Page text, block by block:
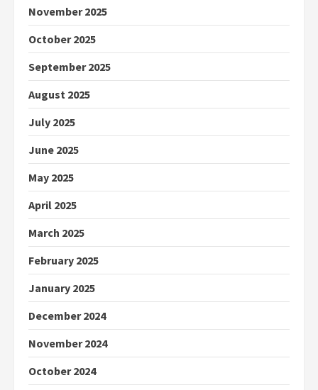
November 2025
October 2025
September 2025
August 2025
July 2025
June 2025
May 2025
April 2025
March 2025
February 2025
January 2025
December 2024
November 2024
October 2024